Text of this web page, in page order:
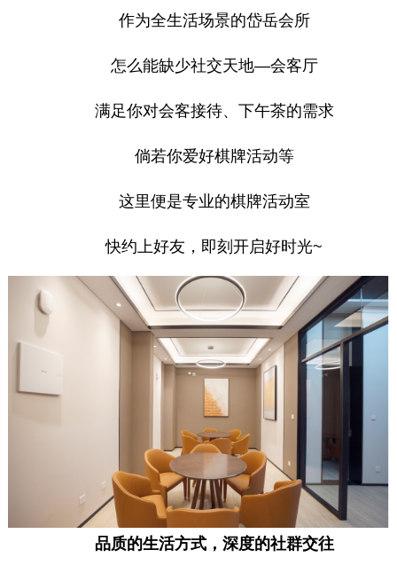
作为全生活场景的岱岳会所
怎么能缺少社交天地—会客厅
满足你对会客接待、下午茶的需求
倘若你爱好棋牌活动等
这里便是专业的棋牌活动室
快约上好友，即刻开启好时光~
品质的生活方式，深度的社群交往